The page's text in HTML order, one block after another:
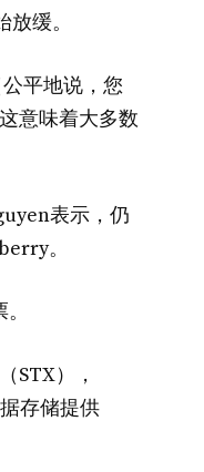
缓。
平地说，您
意味着大多数
表示，仍
。
STX），
存储提供